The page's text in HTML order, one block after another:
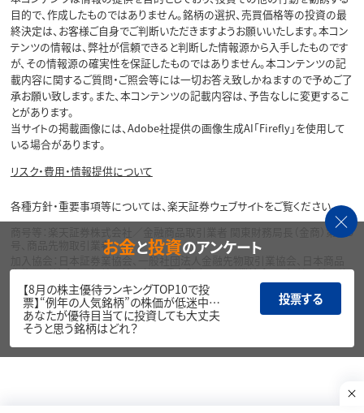
目的で、作成したものではありません。銘柄の選択、売買価格等の投資の最
終決定は、お客様ご自身でご判断いただきますようお願いいたします。本コン
テンツの情報は、弊社が信頼できると判断した情報源から入手したものです
が、その情報源の確実性を保証したものではありません。本コンテンツの記
載内容に関するご質問・ご照会等には一切お答え致しかねますので予めご了
承お願い致します。また、本コンテンツの記載内容は、予告なしに変更するこ
とがあります。
当サイトの掲載画像には、Adobe社提供の画像生成AI「Firefly」を使用して
いる場合があります。
リスク・費用・情報提供について
各種方針・重要事項等については、楽天証券ウェブサイトをご覧ください。
商号等：楽天証券株式会社／金融商品取引業者 関東財務局長（金商）第195
号、商品先物取引業者
加入協会：日本証券業協会、一般社団法人金融先物取引業協会、日本商品
先物取引協会、一般社団法人第二種金融商品取引業協会、一般社団法人資
産運用業協会
Copyright©
1999-2026 Rakuten Securities, Inc. All
お金と投資のアンケート
【8月の株主優待ランキングTOP10で投
票】“例年の人気銘柄”の株価が低迷中…
あなたが優待目当てに投資しても大丈夫
そうと思う銘柄はどれ？
投票する